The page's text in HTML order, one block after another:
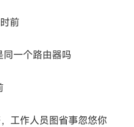
前
一个路由器吗
工作人员图省事忽悠你